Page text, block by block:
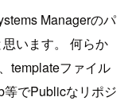
Managerのパ
います。 何らか
templateファイル
でPublicなリポジ